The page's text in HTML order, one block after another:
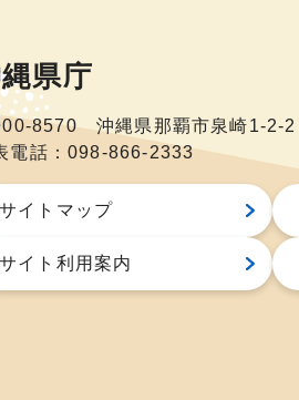
県庁
8570 沖縄県那覇市泉崎1-2-2
電話：098-866-2333
サイトマップ
サイト利用案内